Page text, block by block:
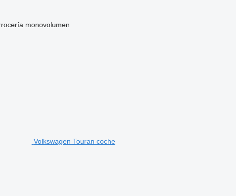
monovolumen
Volkswagen Touran coche